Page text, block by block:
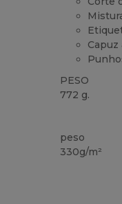
PESO
772 g.
peso
330g/m²